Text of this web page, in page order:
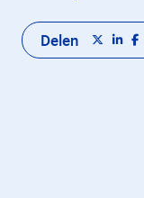
Delen